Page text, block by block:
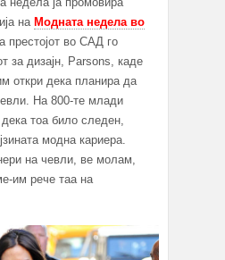
на Модната недела во
престојот во САД го
за дизајн, Parsons, каде
откри дека планира да
На 800-те млади
тоа било следен,
модна кариера.
на чевли, ве молам,
им рече таа на